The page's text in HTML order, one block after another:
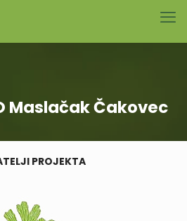
Maslačak Čakovec
PROJEKTA